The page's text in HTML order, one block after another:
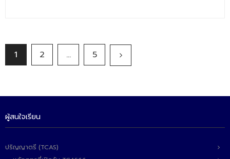
1 2 … 5
ผู้สนใจเรียน
ปริญญาตรี (TCAS)